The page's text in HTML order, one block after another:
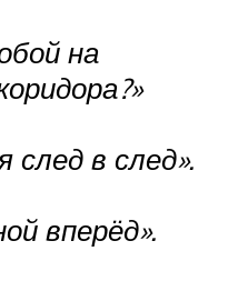
на
след в след».
вперёд».